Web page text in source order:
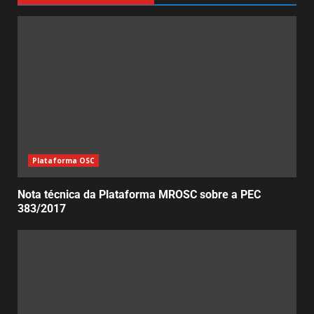
Plataforma OSC
Nota técnica da Plataforma MROSC sobre a PEC
383/2017